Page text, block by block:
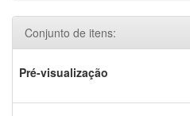
Conjunto de itens:
Pré-visualização